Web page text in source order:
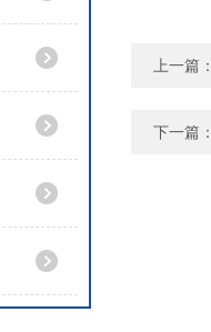
上一篇
下一篇